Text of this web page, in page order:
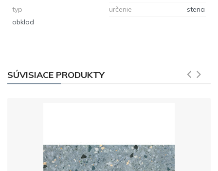
typ
obklad
určenie stena
SÚVISIACE PRODUKTY